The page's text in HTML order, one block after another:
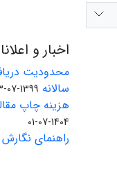
اخبار و
محدودیت
سالانه 1399-07-23
هزینه چاپ
1404-07-01
راهنمای